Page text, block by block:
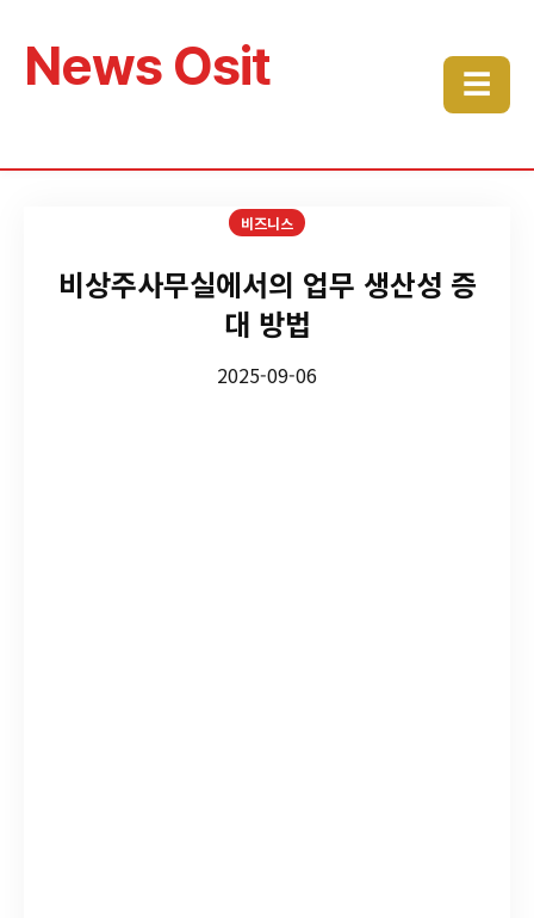
News Osit ☰
비즈니스
비상주사무실에서의 업무 생산성 증
대 방법
2025-09-06